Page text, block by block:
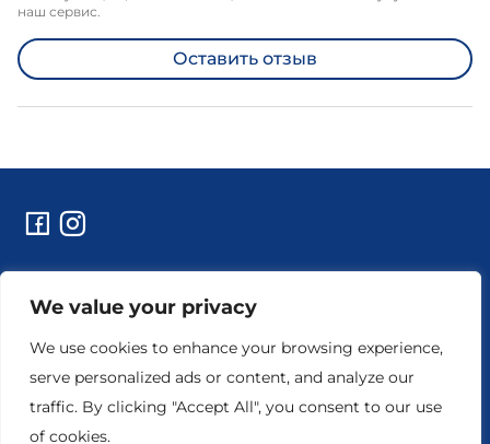
We value your privacy
We use cookies to enhance your browsing experience,
serve personalized ads or content, and analyze our
traffic. By clicking "Accept All", you consent to our use
of cookies.
наш сервис.
Оставить отзыв
Технические работы и уведомления
Реквизиты предприятия
Настройки конфиденциальности